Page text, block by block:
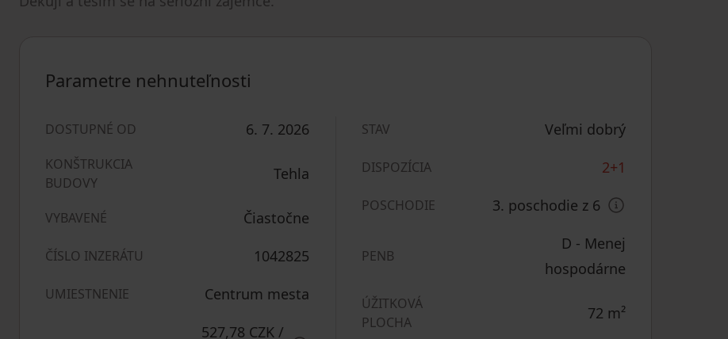
Parametre nehnuteľnosti
DOSTUPNÉ OD 6. 7. 2026
KONŠTRUKCIA
BUDOVY
Tehla
VYBAVENÉ Čiastočne
ČÍSLO INZERÁTU 1042825
UMIESTNENIE Centrum mesta
527,78 CZK /
STAV Veľmi dobrý
DISPOZÍCIA 2+1
POSCHODIE 3. poschodie z 6
PENB
D - Menej
hospodárne
ÚŽITKOVÁ
PLOCHA
72 m²